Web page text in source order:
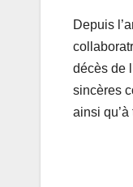
Depuis
décès de
sincères
ainsi